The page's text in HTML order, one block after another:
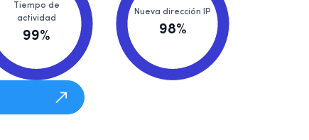
Tiempo de
actividad
99%
Nueva dirección IP
98%